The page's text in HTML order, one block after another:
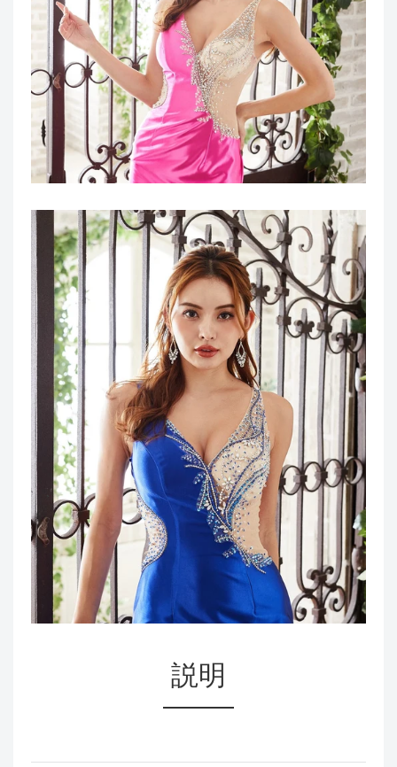
説明